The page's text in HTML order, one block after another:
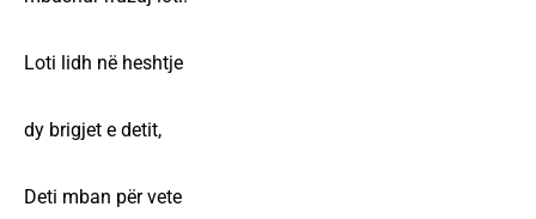
Loti lidh në heshtje
dy brigjet e detit,
Deti mban për vete